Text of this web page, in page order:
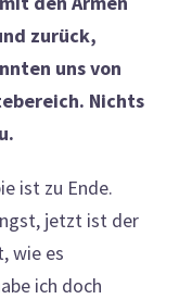
zurück,
uns von
Nichts
ist zu Ende.
jetzt ist der
wie es
ich doch